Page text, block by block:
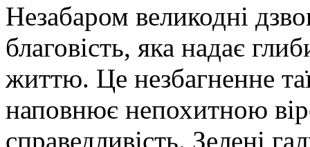
Незабаром великодні
благовість, яка надає
життю. Це незбагненне
наповнює непохитною
справедливість. Зелені